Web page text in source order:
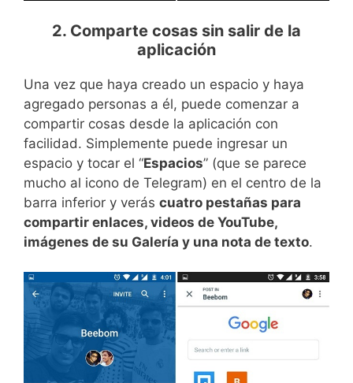
2. Comparte cosas sin salir de la
aplicación
Una vez que haya creado un espacio y haya
agregado personas a él, puede comenzar a
compartir cosas desde la aplicación con
facilidad. Simplemente puede ingresar un
espacio y tocar el “Espacios” (que se parece
mucho al icono de Telegram) en el centro de la
barra inferior y verás cuatro pestañas para
compartir enlaces, videos de YouTube,
imágenes de su Galería y una nota de texto.